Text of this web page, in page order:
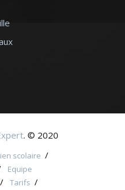
. © 2020
scolaire /
Equipe
/ Tarifs /